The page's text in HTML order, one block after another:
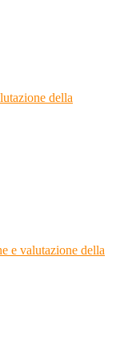
della
e valutazione della